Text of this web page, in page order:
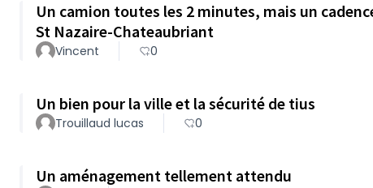
Un camion toutes les 2 minutes, mais un
St Nazaire-Chateaubriant
Vincent 0
Un bien pour la ville et la sécurité de tius
Trouillaud lucas 0
Un aménagement tellement attendu